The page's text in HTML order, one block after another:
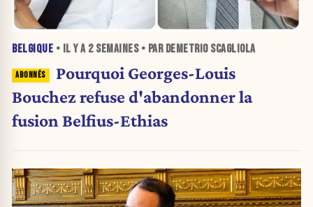
BELGIQUE • IL Y A 2 SEMAINES• PAR DEMETRIO SCAGLIOLA
Pourquoi Georges-Louis
Bouchez refuse d'abandonner la
fusion Belfius-Ethias